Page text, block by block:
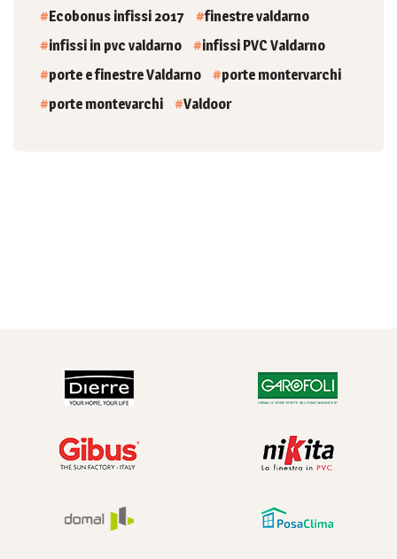
Ecobonus infissi 2017
finestre valdarno
infissi in pvc valdarno
infissi PVC Valdarno
porte e finestre Valdarno
porte montervarchi
porte montevarchi
Valdoor